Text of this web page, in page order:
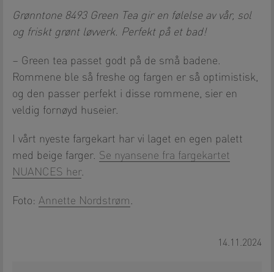
Grønntone 8493 Green Tea gir en følelse av vår, sol
og friskt grønt løvverk. Perfekt på et bad!
– Green tea passet godt på de små badene.
Rommene ble så freshe og fargen er så optimistisk,
og den passer perfekt i disse rommene, sier en
veldig fornøyd huseier.
I vårt nyeste fargekart har vi laget en egen palett
med beige farger. Se nyansene fra fargekartet
NUANCES her.
Foto: Annette Nordstrøm
14.11.2024